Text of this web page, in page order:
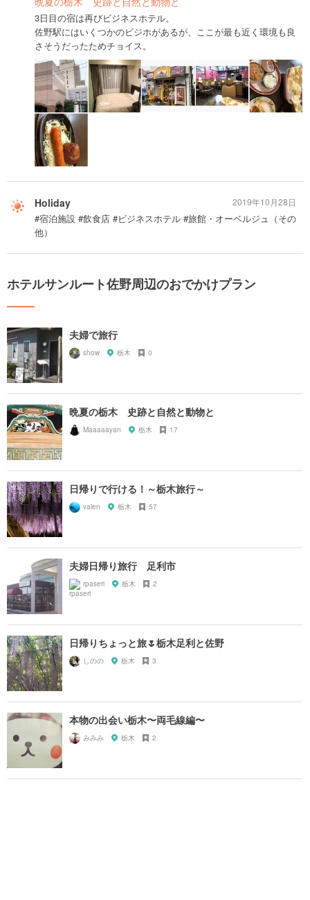
3日目の宿は再びビジネスホテル。
佐野駅にはいくつかのビジホがあるが、ここが最も近く環境も良
さそうだったためチョイス。
Holiday
#宿泊施設 #飲食店 #ビジネスホテル #旅館・オーベルジュ（その
他）
2019年10月28日
ホテルサンルート佐野周辺のおでかけプラン
夫婦で旅行
show 栃木 0
晩夏の栃木 史跡と自然と動物と
Maaaaayan 栃木 17
日帰りで行ける！～栃木旅行～
valen 栃木 57
夫婦日帰り旅行 足利市
rpaseri 栃木 2
日帰りちょっと旅🌷栃木足利と佐野
しのの 栃木 3
本物の出会い栃木〜両毛線編〜
みみみ 栃木 2